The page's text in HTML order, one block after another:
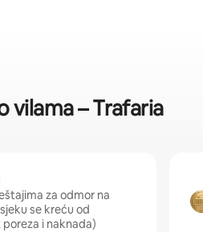
vilama – Trafaria
za odmor na
se kreću od
poreza i naknada)